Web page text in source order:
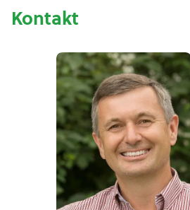
Kontakt